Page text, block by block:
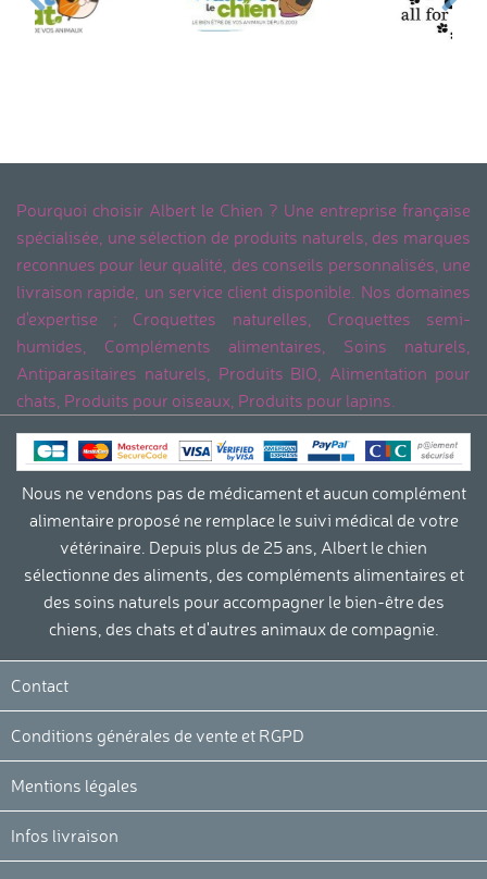
Pourquoi choisir Albert le Chien ? Une entreprise française
spécialisée, une sélection de produits naturels, des marques
reconnues pour leur qualité, des conseils personnalisés, une
livraison rapide, un service client disponible. Nos domaines
d'expertise ; Croquettes naturelles, Croquettes semi-
humides, Compléments alimentaires, Soins naturels,
Antiparasitaires naturels, Produits BIO, Alimentation pour
chats, Produits pour oiseaux, Produits pour lapins.
Nous ne vendons pas de médicament et aucun complément
alimentaire proposé ne remplace le suivi médical de votre
vétérinaire. Depuis plus de 25 ans, Albert le chien
sélectionne des aliments, des compléments alimentaires et
des soins naturels pour accompagner le bien-être des
chiens, des chats et d'autres animaux de compagnie.
Contact
Conditions générales de vente et RGPD
Mentions légales
Infos livraison
privée
sont
au bon fonctionnement de
des offres personnalisées ou
modifier vos préférences cookies
moment en cliquant sur « Je